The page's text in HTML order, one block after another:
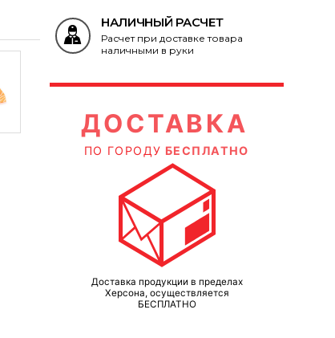
НАЛИЧНЫЙ РАСЧЕТ
Расчет при доставке товара
наличными в руки
ДОСТАВКА
ПО ГОРОДУ БЕСПЛАТНО
Доставка продукции в пределах
Херсона, осуществляется
БЕСПЛАТНО